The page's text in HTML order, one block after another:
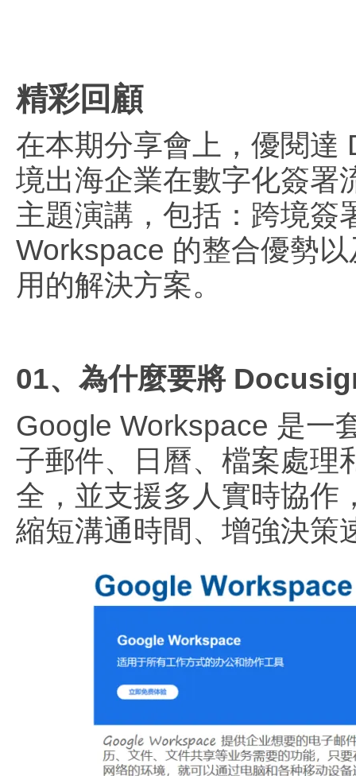
精彩回顧
在本期分享會上，優閱達
境出海企業在數字化簽署
主題演講，包括：跨境簽
Workspace 的整合優勢
用的解決方案。
01、為什麼要將
Google Workspace 是一
子郵件、日曆、檔案處理
全，並支援多人實時協作
縮短溝通時間、增強決策